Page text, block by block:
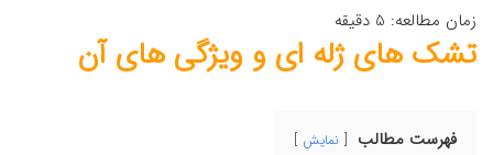
زمان مطالعه: 5 دقیقه
تشک های ژله ای و ویژگی های آن
فهرست مطالب نمایش